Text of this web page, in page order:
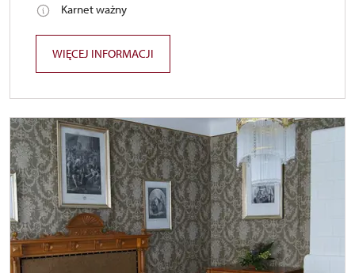
Karnet ważny
WIĘCEJ INFORMACJI